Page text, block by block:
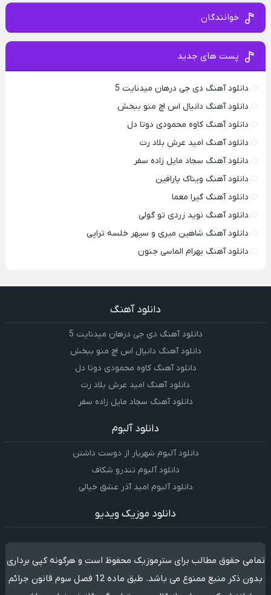
خوانندگان
پست های جدید
دانلود آهنگ دی جی درهان میدنایت 5
دانلود آهنگ دانیال اس اچ منو ببخش
دانلود آهنگ کاوه محمودی دوتا دل
دانلود آهنگ امید عرش بلاد رت
دانلود آهنگ سجاد مایل زاده سفر
دانلود آهنگ ویناک پارافین
دانلود آهنگ گیرا معما
دانلود آهنگ نوید زردی تو گولی
دانلود آهنگ شاهین میری و سپهر خلسه تراپی
دانلود آهنگ بهرام الماسی جنون
دانلود آهنگ
دانلود آهنگ دی جی درهان میدنایت 5
دانلود آهنگ دانیال اس اچ منو ببخش
دانلود آهنگ کاوه محمودی دوتا دل
دانلود آهنگ امید عرش بلاد رت
دانلود آهنگ سجاد مایل زاده سفر
دانلود آلبوم
دانلود آلبوم شهریار از دوست داشتن
دانلود آلبوم تندرو شکاف
دانلود آلبوم امید آذر عشق خیالی
دانلود موزیک ویدیو
تمامی حقوق مطالب برای سترموزیک محفوظ است و هرگونه کپی برداری
بدون ذکر منبع ممنوع می باشد. طبق ماده 12 فصل سوم قانون جرائم